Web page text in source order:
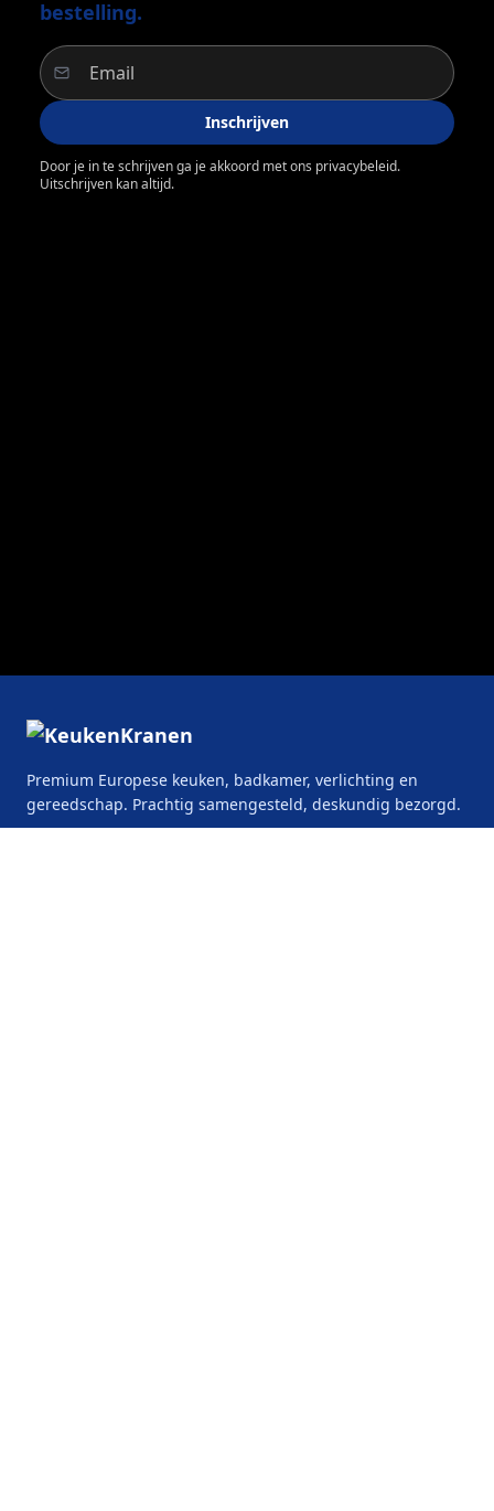
bestelling.
Inschrijven
Door je in te schrijven ga je akkoord met ons privacybeleid.
Uitschrijven kan altijd.
Premium Europese keuken, badkamer, verlichting en
gereedschap. Prachtig samengesteld, deskundig bezorgd.